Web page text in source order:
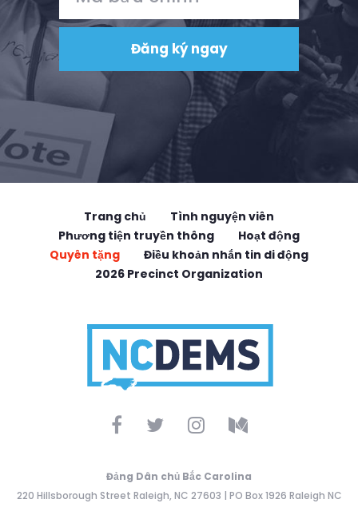
Trang chủ
Tình nguyện viên
Phương tiện truyền thông
Hoạt động
Quyên tặng
Điều khoản nhắn tin di động
2026 Precinct Organization
Đảng Dân chủ Bắc Carolina
220 Hillsborough Street Raleigh, NC 27603 | PO Box 1926 Raleigh NC